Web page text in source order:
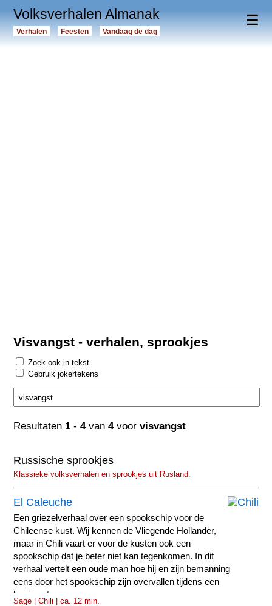
☰
Volksverhalen Almanak
Verhalen Feesten Vandaag de dag
Visvangst - verhalen, sprookjes
Zoek ook in tekst
Gebruik jokertekens
Resultaten 1 -4van4voorvisvangst
Russische sprookjes
Klassieke volksverhalen en sprookjes uit Rusland.
El Caleuche
Een griezelverhaal over een spookschip voor de
Chileense kust. Wij kennen de Vliegende Hollander,
maar in Chili vaart er voor de kusten ook een
spookschip dat je beter niet kan tegenkomen. In dit
verhaal vertelt een oude man hoe hij en zijn bemanning
eens door het spookschip zijn overvallen tijdens een
hevige storm.
Sage | Chili | ca. 12 min.